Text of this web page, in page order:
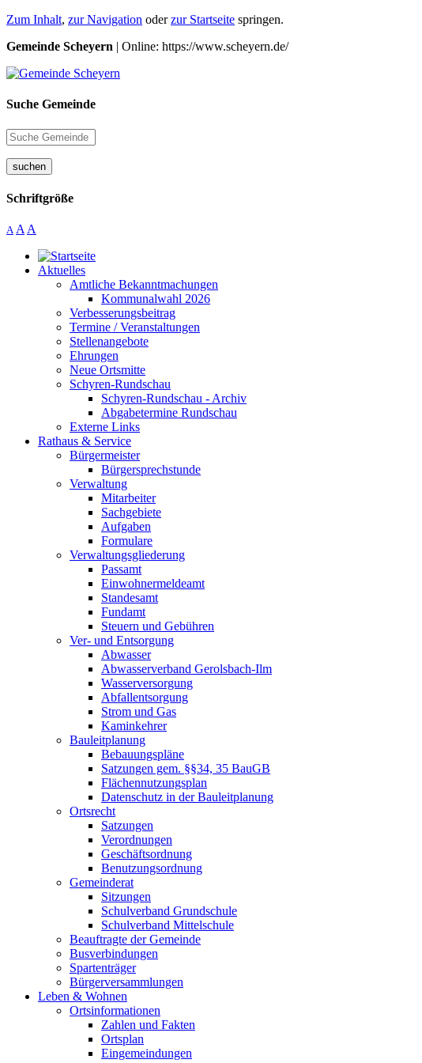
Zum Inhalt, zur Navigation oderzur Startseite springen.
Gemeinde Scheyern | Online: https://www.scheyern.de/
Suche Gemeinde
suchen
Schriftgröße
A A A
Aktuelles
Amtliche Bekanntmachungen
Kommunalwahl 2026
Verbesserungsbeitrag
Termine / Veranstaltungen
Stellenangebote
Ehrungen
Neue Ortsmitte
Schyren-Rundschau
Schyren-Rundschau - Archiv
Abgabetermine Rundschau
Externe Links
Rathaus & Service
Bürgermeister
Bürgersprechstunde
Verwaltung
Mitarbeiter
Sachgebiete
Aufgaben
Formulare
Verwaltungsgliederung
Passamt
Einwohnermeldeamt
Standesamt
Fundamt
Steuern und Gebühren
Ver- und Entsorgung
Abwasser
Abwasserverband Gerolsbach-Ilm
Wasserversorgung
Abfallentsorgung
Strom und Gas
Kaminkehrer
Bauleitplanung
Bebauungspläne
Satzungen gem. §§34, 35 BauGB
Flächennutzungsplan
Datenschutz in der Bauleitplanung
Ortsrecht
Satzungen
Verordnungen
Geschäftsordnung
Benutzungsordnung
Gemeinderat
Sitzungen
Schulverband Grundschule
Schulverband Mittelschule
Beauftragte der Gemeinde
Busverbindungen
Spartenträger
Bürgerversammlungen
Leben & Wohnen
Ortsinformationen
Zahlen und Fakten
Ortsplan
Eingemeindungen